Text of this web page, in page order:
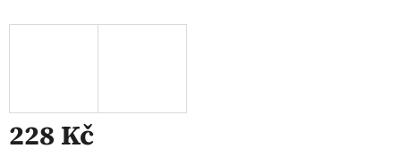
228 Kč